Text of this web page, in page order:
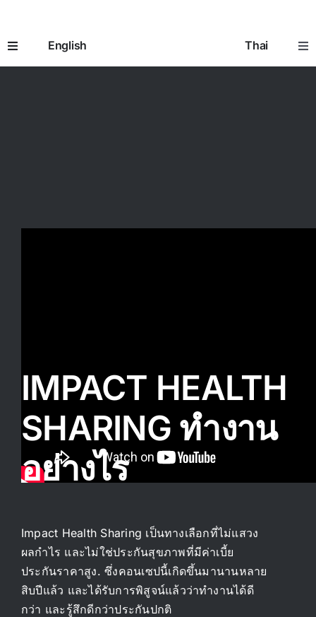
content
Toggle
Navigation
Seniors 65+
About
Contact Us
English Thai
ผู้สูงอ
IMPACT HEALTH
SHARING ทำงาน
อย่างไร
Impact Health Sharing เป็นทางเลือกที่ไม่แสวง
ผลกำไร และไม่ใช่ประกันสุขภาพที่มีค่าเบี้ย
ประกันราคาสูง. ซึ่งคอนเซปนี้เกิดขึ้นมานานหลาย
สิบปีแล้ว และได้รับการพิสูจน์แล้วว่าทำงานได้ดี
กว่า และรู้สึกดีกว่าประกันปกติ